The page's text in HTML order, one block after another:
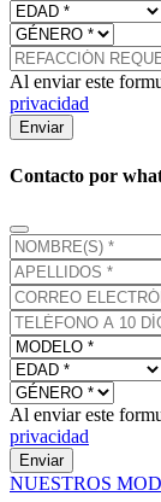
Al enviar este
privacidad
Enviar
Contacto por
Al enviar este
privacidad
Enviar
NUESTROS